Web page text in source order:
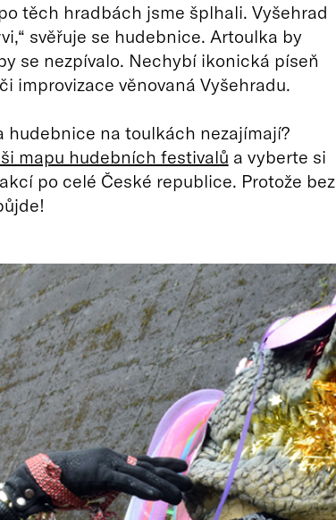
těch hradbách jsme šplhali. Vyšehrad
svěřuje se hudebnice. Artoulka by
se nezpívalo. Nechybí ikonická píseň
improvizace věnovaná Vyšehradu.
hudebnice na toulkách nezajímají?
mapu hudebních festivalů a vyberte si
po celé České republice. Protože bez